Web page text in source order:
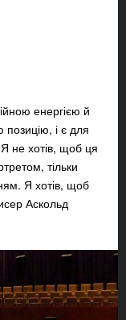
енергією й
позицію, і є для
не хотів, щоб ця
тільки
Я хотів, щоб
Аскольд